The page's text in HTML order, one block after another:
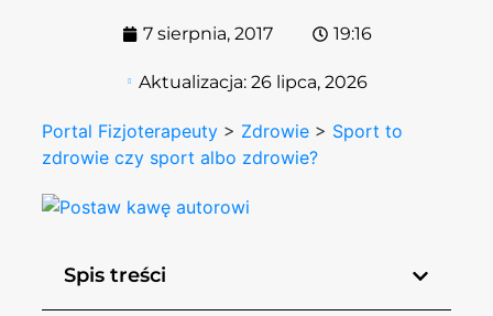
7 sierpnia, 2017 19:16
Aktualizacja: 26 lipca, 2026
Portal Fizjoterapeuty > Zdrowie > Sport to
zdrowie czy sport albo zdrowie?
Spis treści